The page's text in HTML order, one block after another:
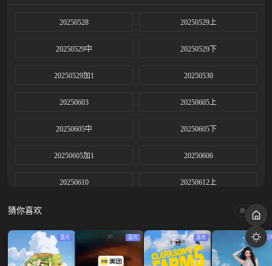
20250528 20250529上
20250529中 20250529下
20250529加1 20250530
20250603 20250605上
20250605中 20250605下
20250605加1 20250606
20250610 20250612上
20250612加1 20250613
20250614 20250619上
猜你喜欢 换一换
蓝光 蓝光 蓝光 蓝